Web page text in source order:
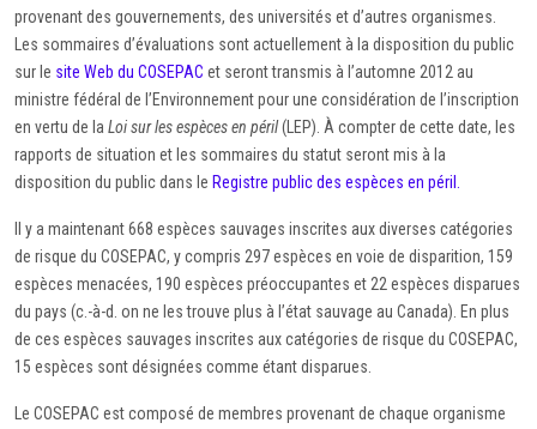
provenant des gouvernements, des universités et d’autres organismes.
Les sommaires d’évaluations sont actuellement à la disposition du public
sur le site Web du COSEPAC et seront transmis à l’automne 2012 au
ministre fédéral de l’Environnement pour une considération de l’inscription
en vertu de la Loi sur les espèces en péril(LEP). À compter de cette date, les
rapports de situation et les sommaires du statut seront mis à la
disposition du public dans le Registre public des espèces en péril.
Il y a maintenant 668 espèces sauvages inscrites aux diverses catégories
de risque du COSEPAC, y compris 297 espèces en voie de disparition, 159
espèces menacées, 190 espèces préoccupantes et 22 espèces disparues
du pays (c.-à-d. on ne les trouve plus à l’état sauvage au Canada). En plus
de ces espèces sauvages inscrites aux catégories de risque du COSEPAC,
15 espèces sont désignées comme étant disparues.
Le COSEPAC est composé de membres provenant de chaque organisme